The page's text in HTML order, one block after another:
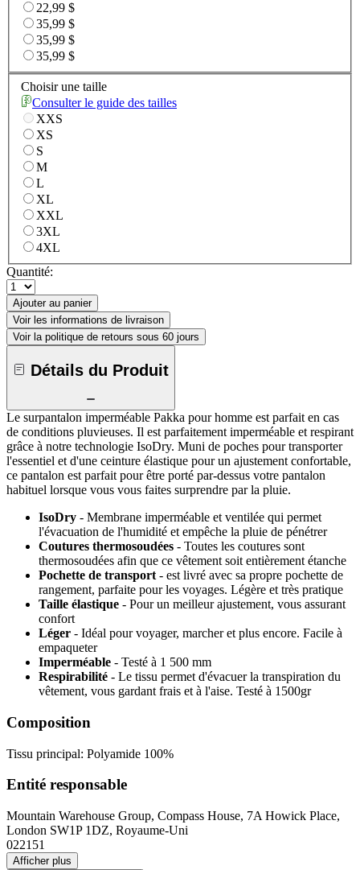
22,99 $
35,99 $
35,99 $
35,99 $
Choisir une taille
Consulter le guide des tailles
XXS
XS
S
M
L
XL
XXL
3XL
4XL
Quantité:
Ajouter au panier
Voir les informations de livraison
Voir la politique de retours sous 60 jours
Détails du Produit
Le surpantalon imperméable Pakka pour homme est parfait en cas
de conditions pluvieuses. Il est parfaitement imperméable et respirant
grâce à notre technologie IsoDry. Muni de poches pour transporter
l'essentiel et d'une ceinture élastique pour un ajustement confortable,
ce pantalon est parfait pour être porté par-dessus votre pantalon
habituel lorsque vous vous faites surprendre par la pluie.
IsoDry - Membrane imperméable et ventilée qui permet
l'évacuation de l'humidité et empêche la pluie de pénétrer
Coutures thermosoudées - Toutes les coutures sont
thermosoudées afin que ce vêtement soit entièrement étanche
Pochette de transport - est livré avec sa propre pochette de
rangement, parfaite pour les voyages. Légère et très pratique
Taille élastique - Pour un meilleur ajustement, vous assurant
confort
Léger - Idéal pour voyager, marcher et plus encore. Facile à
empaqueter
Imperméable - Testé à 1 500 mm
Respirabilité - Le tissu permet d'évacuer la transpiration du
vêtement, vous gardant frais et à l'aise. Testé à 1500gr
Composition
Tissu principal: Polyamide 100%
Entité responsable
Mountain Warehouse Group, Compass House, 7A Howick Place,
London SW1P 1DZ, Royaume-Uni
022151
Afficher plus